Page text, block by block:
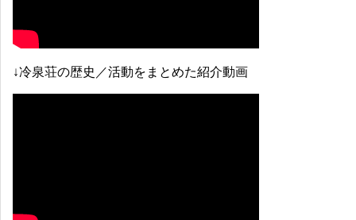
↓冷泉荘の歴史／活動をまとめた紹介動画